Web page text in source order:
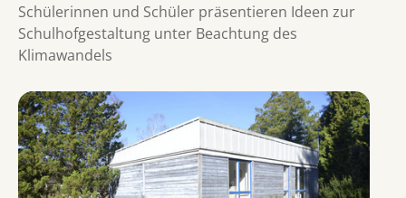
Schülerinnen und Schüler präsentieren Ideen zur
Schulhofgestaltung unter Beachtung des
Klimawandels